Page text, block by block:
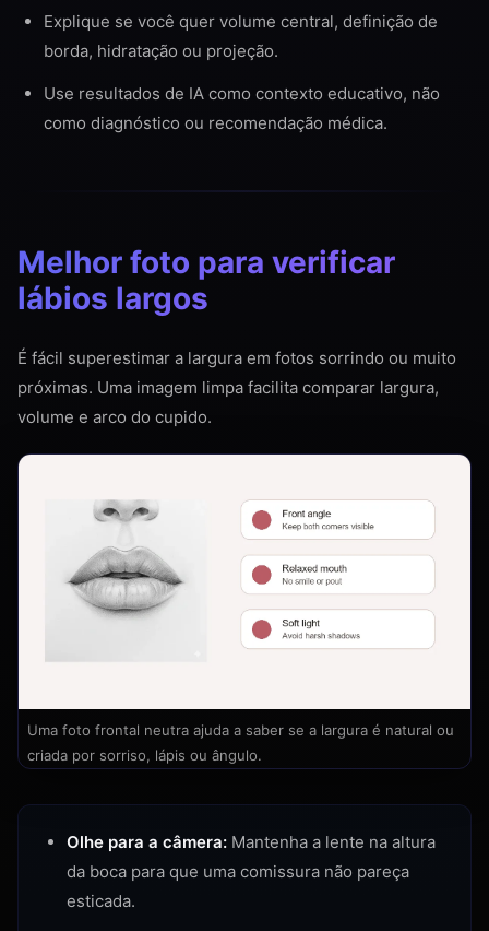
Explique se você quer volume central, definição de
borda, hidratação ou projeção.
Use resultados de IA como contexto educativo, não
como diagnóstico ou recomendação médica.
Melhor foto para verificar
lábios largos
É fácil superestimar a largura em fotos sorrindo ou muito
próximas. Uma imagem limpa facilita comparar largura,
volume e arco do cupido.
Uma foto frontal neutra ajuda a saber se a largura é natural ou
criada por sorriso, lápis ou ângulo.
Olhe para a câmera: Mantenha a lente na altura
da boca para que uma comissura não pareça
esticada.